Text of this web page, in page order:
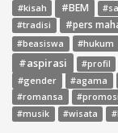
#kisah
#BEM
#tradisi #pers
#beasiswa #hukum
#aspirasi #profil
#gender
#agama
#romansa
#promosi
#musik
#wisata